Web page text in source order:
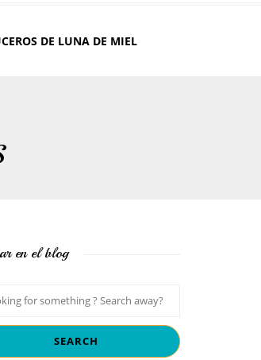
DE LUNA DE MIEL
en el blog